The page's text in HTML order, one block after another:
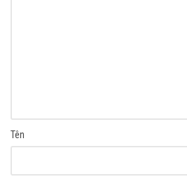
Tên